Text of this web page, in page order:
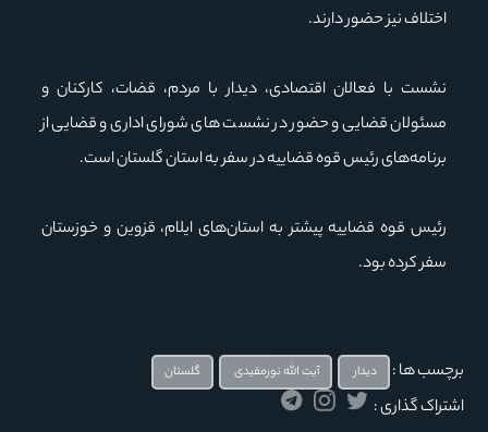
اختلاف نیز حضور دارند.
نشست با فعالان اقتصادی، دیدار با مردم، قضات، کارکنان و
مسئولان قضایی و حضور در نشست های شورای اداری و قضایی از
برنامه‌های رئیس قوه قضاییه در سفر به استان گلستان است.
رئیس قوه قضاییه پیشتر به استان‌های ایلام، قزوین و خوزستان
سفر کرده بود.
برچسب ها : دیدار آیت الله نورمفیدی گلستان
اشتراک گذاری :